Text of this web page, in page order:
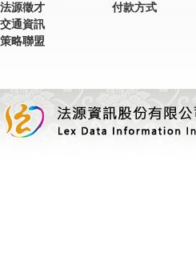
法源徵才
交通資訊
策略聯盟
付款方式